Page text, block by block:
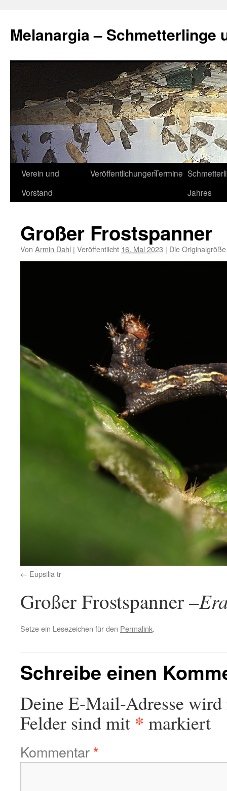
springen
Melanargia – Schmetterlinge
Verein und
Vorstand
VeröffentlichungenTermine
Jahres
Großer Frostspanner
Von Armin Dahl | Veröffentlicht 16. Mai 2023 | Die
Eupsilia tr
Großer Frostspanner –
Setze ein Lesezeichen für den Permalink.
Schreibe einen
Deine E-Mail-Adresse
Felder sind mit * markiert
Kommentar*